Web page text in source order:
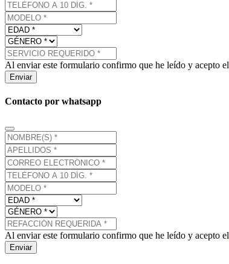
Al enviar este formulario confirmo que he leído y acepto el
Enviar
Contacto por whatsapp
Al enviar este formulario confirmo que he leído y acepto el
Enviar